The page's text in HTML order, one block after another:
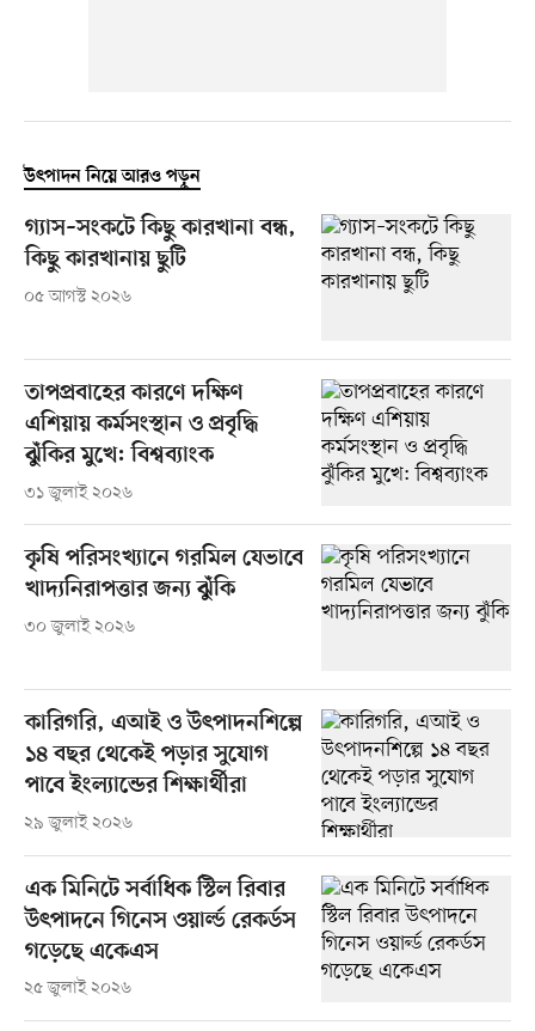
উৎপাদন নিয়ে আরও পড়ুন
গ্যাস–সংকটে কিছু কারখানা বন্ধ,
কিছু কারখানায় ছুটি
০৫ আগস্ট ২০২৬
তাপপ্রবাহের কারণে দক্ষিণ
এশিয়ায় কর্মসংস্থান ও প্রবৃদ্ধি
ঝুঁকির মুখে: বিশ্বব্যাংক
৩১ জুলাই ২০২৬
কৃষি পরিসংখ্যানে গরমিল যেভাবে
খাদ্যনিরাপত্তার জন্য ঝুঁকি
৩০ জুলাই ২০২৬
কারিগরি, এআই ও উৎপাদনশিল্পে
১৪ বছর থেকেই পড়ার সুযোগ
পাবে ইংল্যান্ডের শিক্ষার্থীরা
২৯ জুলাই ২০২৬
এক মিনিটে সর্বাধিক স্টিল রিবার
উৎপাদনে গিনেস ওয়ার্ল্ড রেকর্ডস
গড়েছে একেএস
২৫ জুলাই ২০২৬